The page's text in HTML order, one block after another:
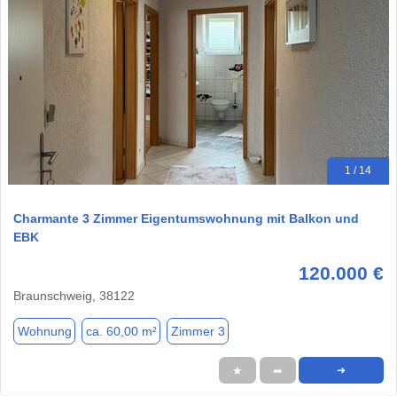
1 / 14
Charmante 3 Zimmer Eigentumswohnung mit Balkon und
EBK
120.000 €
Braunschweig, 38122
Wohnung ca. 60,00 m² Zimmer 3
★ ➦ ➜